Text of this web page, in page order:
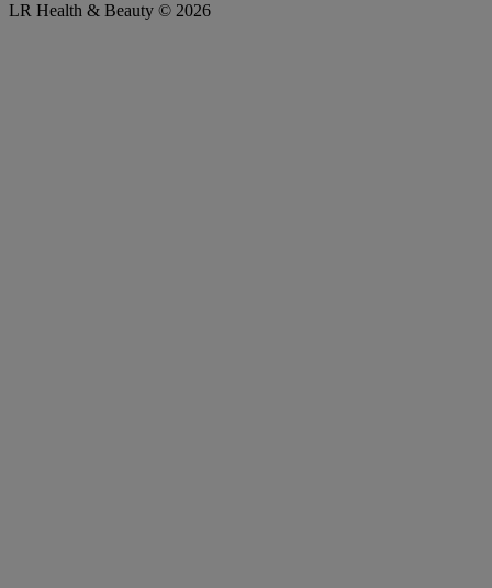
LR Health & Beauty © 2026